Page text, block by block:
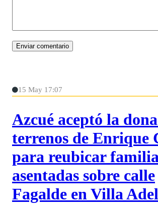
15 May 17:07
Azcué aceptó la
terrenos de Enrique
para reubicar
asentadas sobre calle
Fagalde en Villa